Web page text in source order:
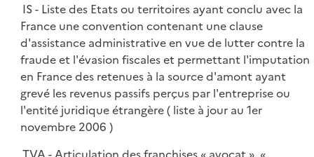
IS - Liste des Etats ou territoires ayant conclu avec la
France une convention contenant une clause
d'assistance administrative en vue de lutter contre la
fraude et l'évasion fiscales et permettant l'imputation
en France des retenues à la source d'amont ayant
grevé les revenus passifs perçus par l'entreprise ou
l'entité juridique étrangère ( liste à jour au 1er
novembre 2006 )